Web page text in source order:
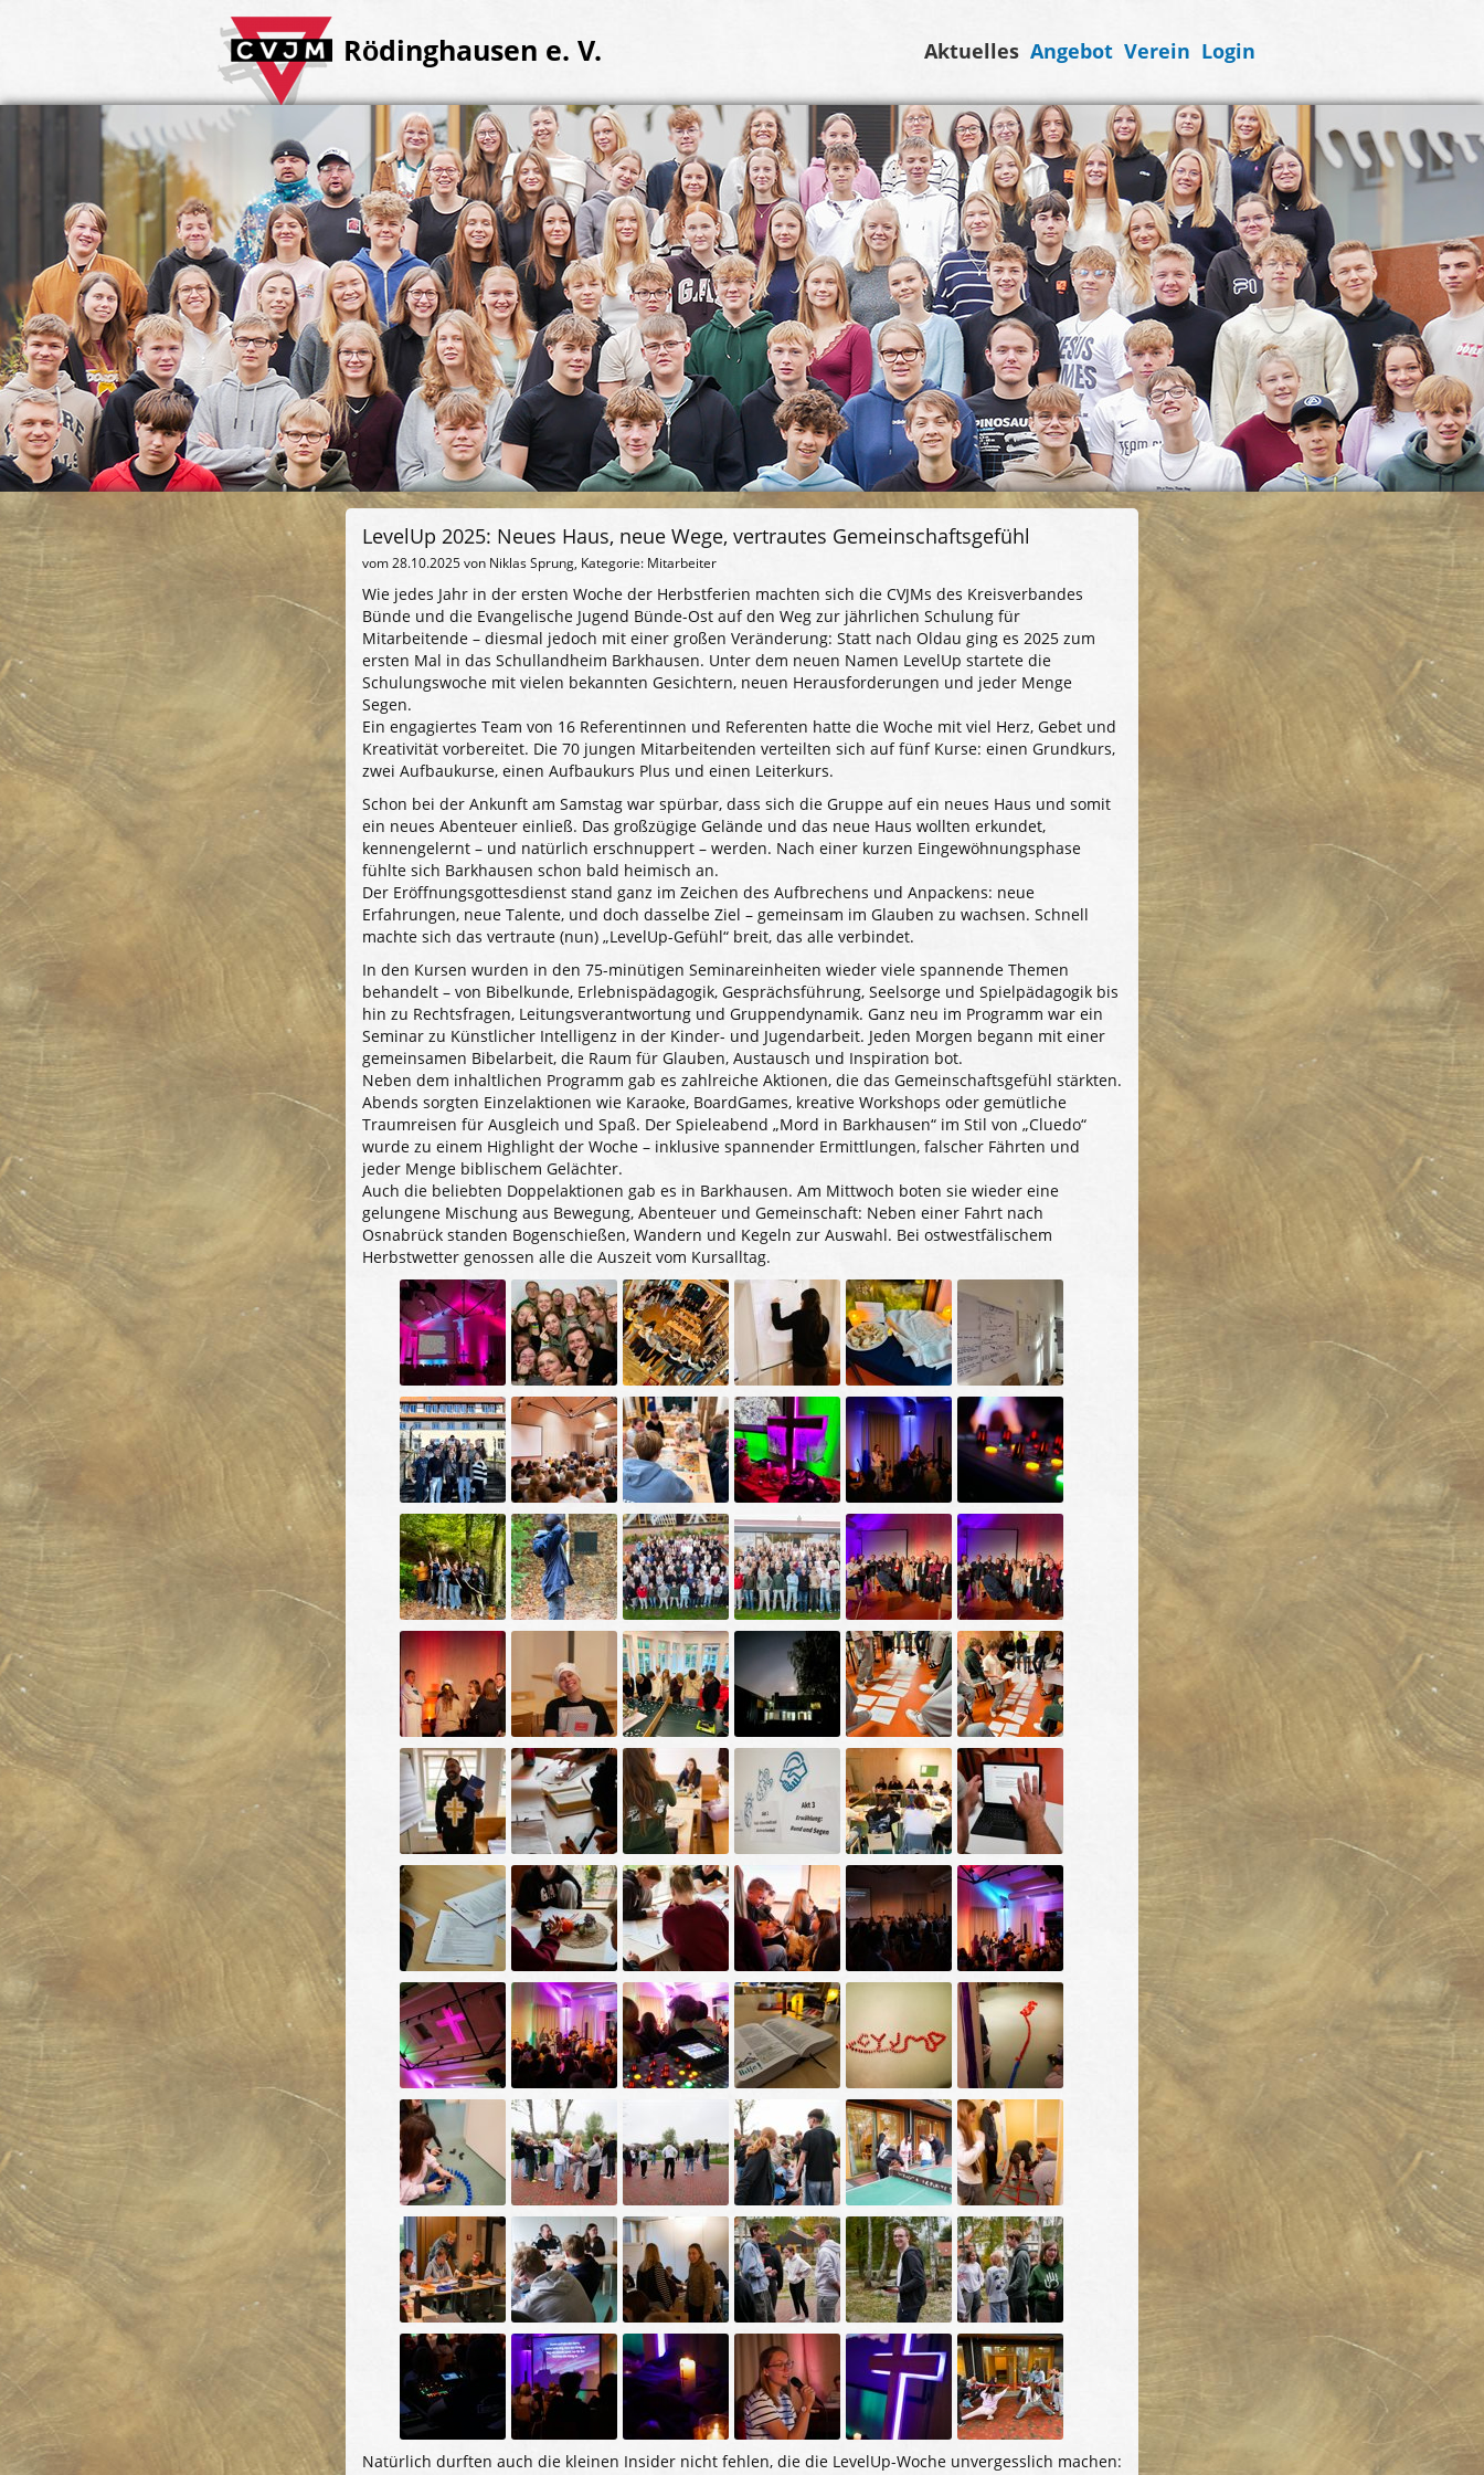
Rödinghausen e. V. Aktuelles Angebot Verein Login
LevelUp 2025: Neues Haus, neue Wege, vertrautes Gemeinschaftsgefühl
vom28.10.2025von Niklas Sprung, Kategorie: Mitarbeiter
Wie jedes Jahr in der ersten Woche der Herbstferien machten sich die CVJMs des Kreisverbandes
Bünde und die Evangelische Jugend Bünde-Ost auf den Weg zur jährlichen Schulung für
Mitarbeitende – diesmal jedoch mit einer großen Veränderung: Statt nach Oldau ging es 2025 zum
ersten Mal in das Schullandheim Barkhausen. Unter dem neuen Namen LevelUp startete die
Schulungswoche mit vielen bekannten Gesichtern, neuen Herausforderungen und jeder Menge
Segen.
Ein engagiertes Team von 16 Referentinnen und Referenten hatte die Woche mit viel Herz, Gebet und
Kreativität vorbereitet. Die 70 jungen Mitarbeitenden verteilten sich auf fünf Kurse: einen Grundkurs,
zwei Aufbaukurse, einen Aufbaukurs Plus und einen Leiterkurs.
Schon bei der Ankunft am Samstag war spürbar, dass sich die Gruppe auf ein neues Haus und somit
ein neues Abenteuer einließ. Das großzügige Gelände und das neue Haus wollten erkundet,
kennengelernt – und natürlich erschnuppert – werden. Nach einer kurzen Eingewöhnungsphase
fühlte sich Barkhausen schon bald heimisch an.
Der Eröffnungsgottesdienst stand ganz im Zeichen des Aufbrechens und Anpackens: neue
Erfahrungen, neue Talente, und doch dasselbe Ziel – gemeinsam im Glauben zu wachsen. Schnell
machte sich das vertraute (nun) „LevelUp-Gefühl“ breit, das alle verbindet.
In den Kursen wurden in den 75-minütigen Seminareinheiten wieder viele spannende Themen
behandelt – von Bibelkunde, Erlebnispädagogik, Gesprächsführung, Seelsorge und Spielpädagogik bis
hin zu Rechtsfragen, Leitungsverantwortung und Gruppendynamik. Ganz neu im Programm war ein
Seminar zu Künstlicher Intelligenz in der Kinder- und Jugendarbeit. Jeden Morgen begann mit einer
gemeinsamen Bibelarbeit, die Raum für Glauben, Austausch und Inspiration bot.
Neben dem inhaltlichen Programm gab es zahlreiche Aktionen, die das Gemeinschaftsgefühl stärkten.
Abends sorgten Einzelaktionen wie Karaoke, BoardGames, kreative Workshops oder gemütliche
Traumreisen für Ausgleich und Spaß. Der Spieleabend „Mord in Barkhausen“ im Stil von „Cluedo“
wurde zu einem Highlight der Woche – inklusive spannender Ermittlungen, falscher Fährten und
jeder Menge biblischem Gelächter.
Auch die beliebten Doppelaktionen gab es in Barkhausen. Am Mittwoch boten sie wieder eine
gelungene Mischung aus Bewegung, Abenteuer und Gemeinschaft: Neben einer Fahrt nach
Osnabrück standen Bogenschießen, Wandern und Kegeln zur Auswahl. Bei ostwestfälischem
Herbstwetter genossen alle die Auszeit vom Kursalltag.
Natürlich durften auch die kleinen Insider nicht fehlen, die die LevelUp-Woche unvergesslich machen: